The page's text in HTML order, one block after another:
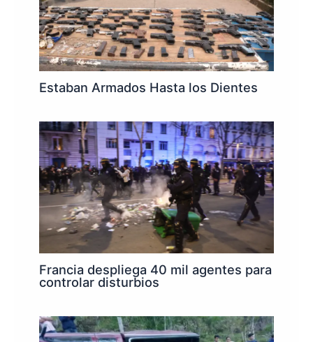
Estaban Armados Hasta los Dientes
Francia despliega 40 mil agentes para
controlar disturbios